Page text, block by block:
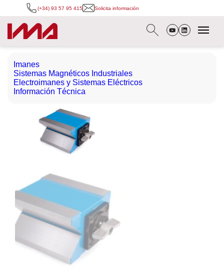
(+34) 93 57 95 415 Solicita información
Imanes
Sistemas Magnéticos Industriales
Electroimanes y Sistemas Eléctricos
Información Técnica